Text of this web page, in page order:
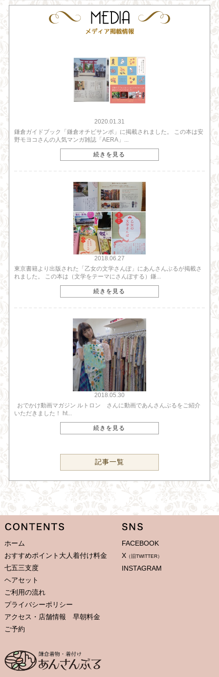
2020.01.31
鎌倉ガイドブック「鎌倉オチビサンポ」に掲載されました。 この本は安
野モヨコさんの人気マンガ雑誌「AERA」...
続きを見る
2018.06.27
東京書籍より出版された「乙女の文学さんぽ」にあんさんぶるが掲載さ
れました。 この本は（文学をテーマにさんぽする）鎌...
続きを見る
2018.05.30
おでかけ動画マガジン ルトロン さんに動画であんさんぶるをご紹介
いただきました！ ht...
続きを見る
記事一覧
ホーム
おすすめポイント大人着付け料金
七五三支度
ヘアセット
ご利用の流れ
プライバシーポリシー
アクセス・店舗情報 早朝料金
ご予約
FACEBOOK
X （旧TWITTER）
INSTAGRAM